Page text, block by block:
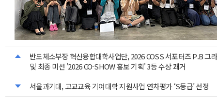
반도체소부장 혁신융합대학사업단, 2026 COSS 서포터즈 P.B 그
및 최종 미션 '2026 CO-SHOW 홍보 기획' 3등 수상 쾌거
서울과기대, 고교교육 기여대학 지원사업 연차평가 ‘S등급’ 선정